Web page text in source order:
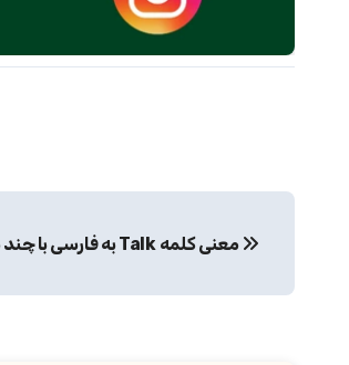
نوشتهمعنی کلمه Talk به فارسی با چند مثال